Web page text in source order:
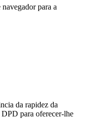
para a
da rapidez da
DPD para oferecer-lhe